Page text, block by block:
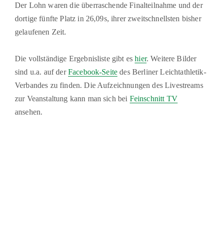
Der Lohn waren die überraschende Finalteilnahme und der
dortige fünfte Platz in 26,09s, ihrer zweitschnellsten bisher
gelaufenen Zeit.
Die vollständige Ergebnisliste gibt eshier. Weitere Bilder
sind u.a. auf derFacebook-Seite des Berliner Leichtathletik-
Verbandes zu finden. Die Aufzeichnungen des Livestreams
zur Veanstaltung kann man sich bei Feinschnitt TV
ansehen.